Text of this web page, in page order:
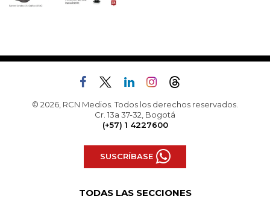
© 2026, RCN Medios. Todos los derechos reservados.
Cr. 13a 37-32, Bogotá
(+57) 1 4227600
SUSCRÍBASE
TODAS LAS SECCIONES